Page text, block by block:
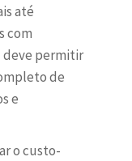
até
com
deve permitir
de
e
o custo-